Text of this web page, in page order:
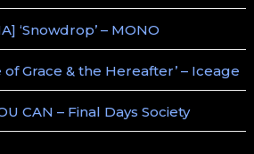
‘Snowdrop’ – MONO
of Grace & the Hereafter’ – Iceage
CAN – Final Days Society